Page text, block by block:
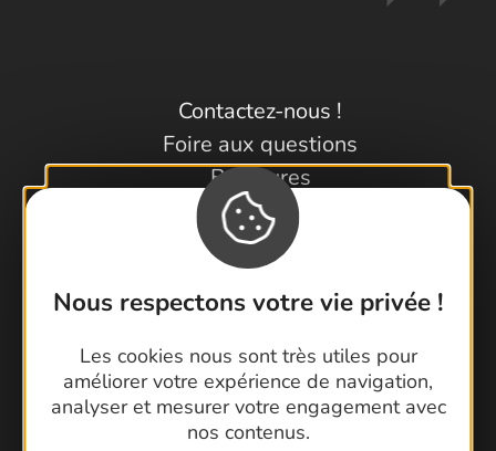
Nous respectons votre vie privée !
Les cookies nous sont très utiles pour
améliorer votre expérience de navigation,
analyser et mesurer votre engagement avec
nos contenus.
Contactez-nous !
Foire aux questions
Brochures
Cartoguides et Topoguides
Latitude Gard